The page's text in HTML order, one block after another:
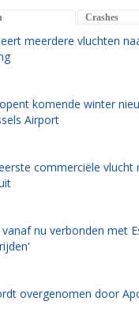
Crashes
meerdere vluchten
komende winter
Airport
commerciële vlucht
nu verbonden met
overgenomen door